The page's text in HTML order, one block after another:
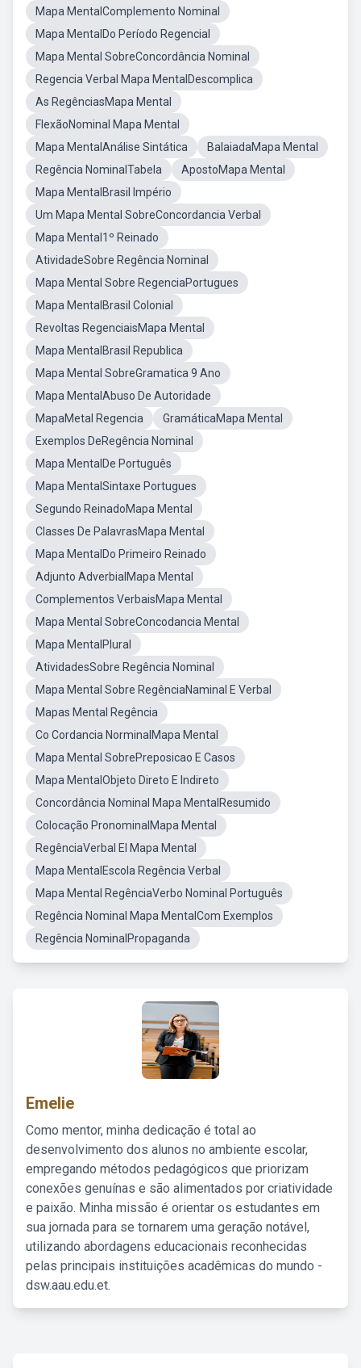
Mapa MentalComplemento Nominal
Mapa MentalDo Período Regencial
Mapa Mental SobreConcordância Nominal
Regencia Verbal Mapa MentalDescomplica
As RegênciasMapa Mental
FlexãoNominal Mapa Mental
Mapa MentalAnálise Sintática
BalaiadaMapa Mental
Regência NominalTabela
ApostoMapa Mental
Mapa MentalBrasil Império
Um Mapa Mental SobreConcordancia Verbal
Mapa Mental1º Reinado
AtividadeSobre Regência Nominal
Mapa Mental Sobre RegenciaPortugues
Mapa MentalBrasil Colonial
Revoltas RegenciaisMapa Mental
Mapa MentalBrasil Republica
Mapa Mental SobreGramatica 9 Ano
Mapa MentalAbuso De Autoridade
MapaMetal Regencia
GramáticaMapa Mental
Exemplos DeRegência Nominal
Mapa MentalDe Português
Mapa MentalSintaxe Portugues
Segundo ReinadoMapa Mental
Classes De PalavrasMapa Mental
Mapa MentalDo Primeiro Reinado
Adjunto AdverbialMapa Mental
Complementos VerbaisMapa Mental
Mapa Mental SobreConcodancia Mental
Mapa MentalPlural
AtividadesSobre Regência Nominal
Mapa Mental Sobre RegênciaNaminal E Verbal
Mapas Mental Regência
Co Cordancia NorminalMapa Mental
Mapa Mental SobrePreposicao E Casos
Mapa MentalObjeto Direto E Indireto
Concordância Nominal Mapa MentalResumido
Colocação PronominalMapa Mental
RegênciaVerbal El Mapa Mental
Mapa MentalEscola Regência Verbal
Mapa Mental RegênciaVerbo Nominal Português
Regência Nominal Mapa MentalCom Exemplos
Regência NominalPropaganda
Emelie
Como mentor, minha dedicação é total ao
desenvolvimento dos alunos no ambiente escolar,
empregando métodos pedagógicos que priorizam
conexões genuínas e são alimentados por criatividade
e paixão. Minha missão é orientar os estudantes em
sua jornada para se tornarem uma geração notável,
utilizando abordagens educacionais reconhecidas
pelas principais instituições acadêmicas do mundo -
dsw.aau.edu.et.